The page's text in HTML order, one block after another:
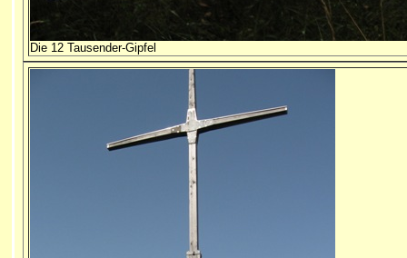
Die 12 Tausender-Gipfel